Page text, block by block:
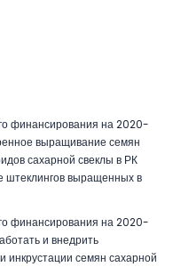
финансирования на 2020-
выращивание семян
сахарной свеклы в РК
штеклингов выращенных в
финансирования на 2020-
и внедрить
семян сахарной